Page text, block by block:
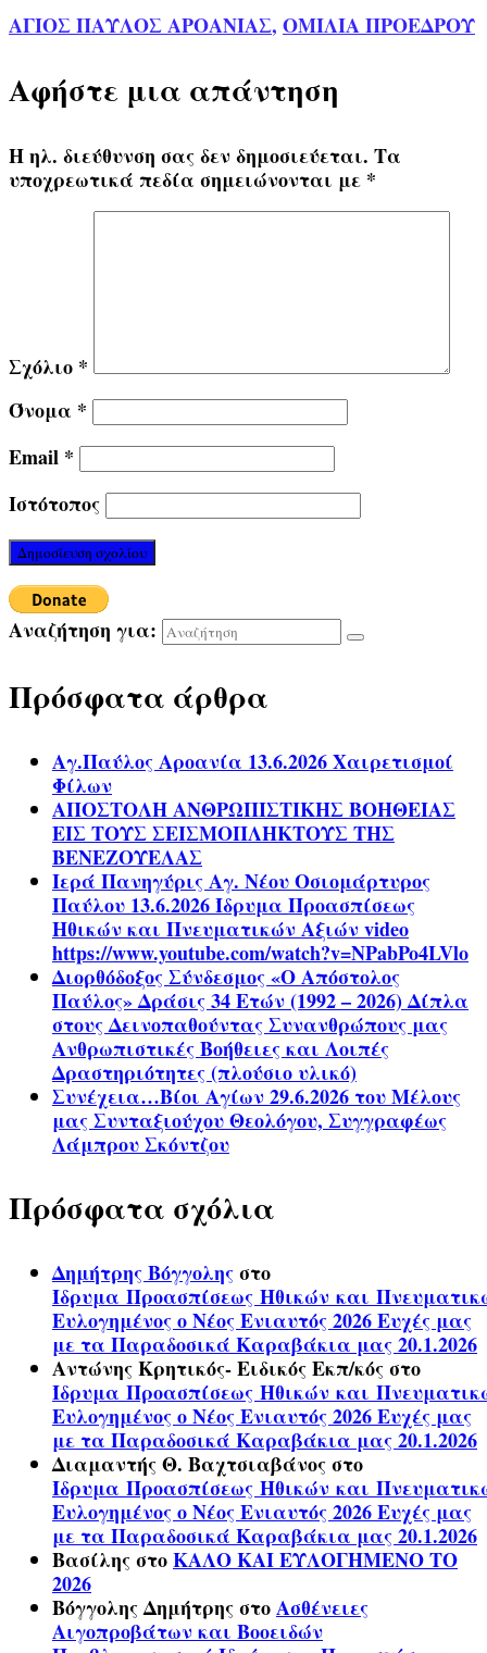
ΑΓΙΟΣ ΠΑΥΛΟΣ ΑΡΟΑΝΙΑΣ, ΟΜΙΛΙΑ ΠΡΟΕΔΡΟΥ
Αφήστε μια απάντηση
Η ηλ. διεύθυνση σας δεν δημοσιεύεται. Τα
υποχρεωτικά πεδία σημειώνονται με *
Σχόλιο *
Όνομα *
Email *
Ιστότοπος
Αναζήτηση για:
Πρόσφατα άρθρα
Αγ.Παύλος Αροανία 13.6.2026 Χαιρετισμοί
Φίλων
ΑΠΟΣΤΟΛΗ ΑΝΘΡΩΠΙΣΤΙΚΗΣ ΒΟΗΘΕΙΑΣ
ΕΙΣ ΤΟΥΣ ΣΕΙΣΜΟΠΛΗΚΤΟΥΣ ΤΗΣ
ΒΕΝΕΖΟΥΕΛΑΣ
Ιερά Πανηγύρις Αγ. Νέου Οσιομάρτυρος
Παύλου 13.6.2026 Ίδρυμα Προασπίσεως
Ηθικών και Πνευματικών Αξιών video
https://www.youtube.com/watch?v=NPabPo4LVlo
Διορθόδοξος Σύνδεσμος «Ο Απόστολος
Παύλος» Δράσις 34 Ετών (1992 – 2026) Δίπλα
στους Δεινοπαθούντας Συνανθρώπους μας
Ανθρωπιστικές Βοήθειες και Λοιπές
Δραστηριότητες (πλούσιο υλικό)
Συνέχεια…Βίοι Αγίων 29.6.2026 του Μέλους
μας Συνταξιούχου Θεολόγου, Συγγραφέως
Λάμπρου Σκόντζου
Πρόσφατα σχόλια
Δημήτρης Βόγγοληςστο
Ίδρυμα Προασπίσεως Ηθικών και
Ευλογημένος ο Νέος Ενιαυτός 2026 Ευχές μας
με τα Παραδοσικά Καραβάκια μας 20.1.2026
Αντώνης Κρητικός- Ειδικός Εκπ/κόςστο
Ίδρυμα Προασπίσεως Ηθικών και
Ευλογημένος ο Νέος Ενιαυτός 2026 Ευχές μας
με τα Παραδοσικά Καραβάκια μας 20.1.2026
Διαμαντής Θ. Βαχτσιαβάνοςστο
Ίδρυμα Προασπίσεως Ηθικών και
Ευλογημένος ο Νέος Ενιαυτός 2026 Ευχές μας
με τα Παραδοσικά Καραβάκια μας 20.1.2026
ΒασίληςστοΚΑΛΟ ΚΑΙ ΕΥΛΟΓΗΜΕΝΟ ΤΟ
2026
Βόγγολης ΔημήτρηςστοΑσθένειες
Αιγοπροβάτων και Βοοειδών